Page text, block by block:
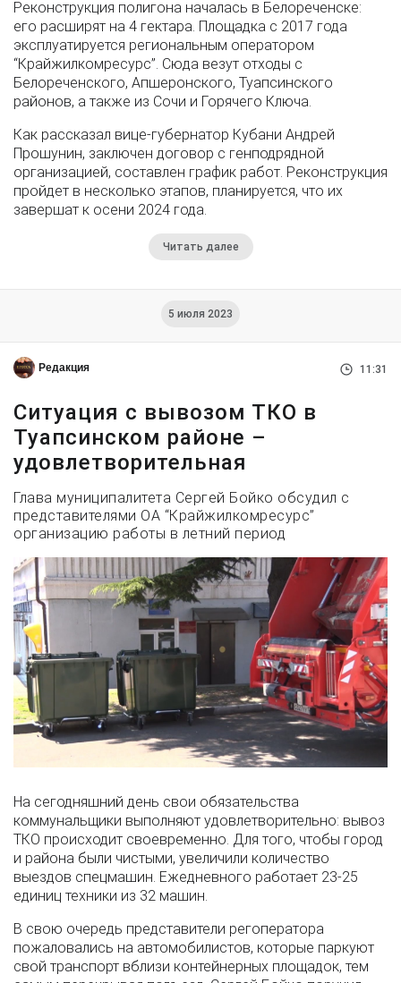
Реконструкция полигона началась в Белореченске:
его расширят на 4 гектара. Площадка с 2017 года
эксплуатируется региональным оператором
“Крайжилкомресурс”. Сюда везут отходы с
Белореченского, Апшеронского, Туапсинского
районов, а также из Сочи и Горячего Ключа.
Как рассказал вице-губернатор Кубани Андрей
Прошунин, заключен договор с генподрядной
организацией, составлен график работ. Реконструкция
пройдет в несколько этапов, планируется, что их
завершат к осени 2024 года.
Читать далее
5 июля 2023
Редакция 11:31
Ситуация с вывозом ТКО в
Туапсинском районе –
удовлетворительная
Глава муниципалитета Сергей Бойко обсудил с
представителями ОА “Крайжилкомресурс”
организацию работы в летний период
На сегодняшний день свои обязательства
коммунальщики выполняют удовлетворительно: вывоз
ТКО происходит своевременно. Для того, чтобы город
и района были чистыми, увеличили количество
выездов спецмашин. Ежедневного работает 23-25
единиц техники из 32 машин.
В свою очередь представители регоператора
пожаловались на автомобилистов, которые паркуют
свой транспорт вблизи контейнерных площадок, тем